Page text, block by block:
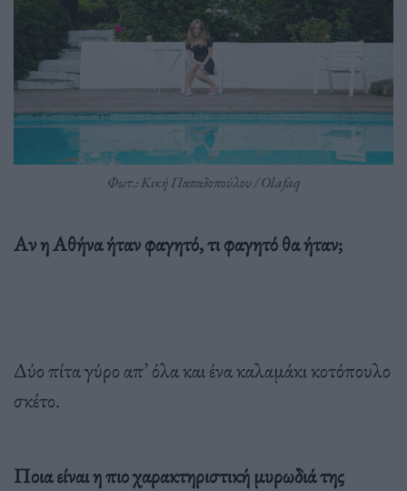
Φωτ.: Κική Παπαδοπούλου / Olafaq
Αν η Αθήνα ήταν φαγητό, τι φαγητό θα ήταν;
Δύο πίτα γύρο απ’ όλα και ένα καλαμάκι κοτόπουλο
σκέτο.
Ποια είναι η πιο χαρακτηριστική μυρωδιά της